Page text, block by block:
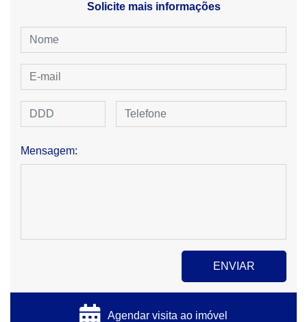
Solicite mais informações
Mensagem:
Agendar visita ao imóvel